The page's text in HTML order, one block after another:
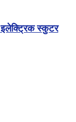
इलेक्ट्रिक स्कुटर